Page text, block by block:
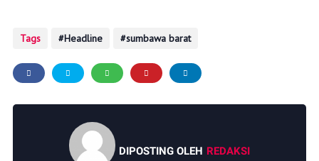
Tags Headline sumbawa barat
DIPOSTING OLEH REDAKSI